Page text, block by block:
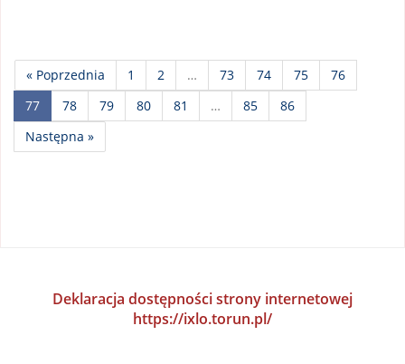
« Poprzednia 1 2 … 73 74 75
76
77
78 79 80 81 … 85
86
Następna »
Deklaracja dostępności strony internetowej
https://ixlo.torun.pl/